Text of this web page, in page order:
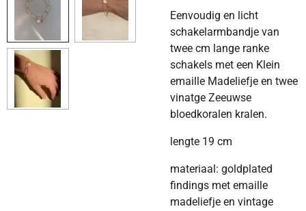
Eenvoudig en licht
schakelarmbandje van
twee cm lange ranke
schakels met een Klein
emaille Madeliefje en twee
vinatge Zeeuwse
bloedkoralen kralen.
lengte 19 cm
materiaal: goldplated
findings met emaille
madeliefje en vintage